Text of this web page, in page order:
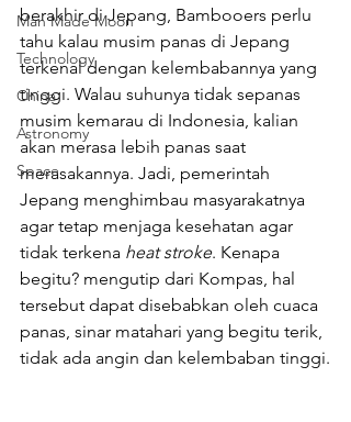
Man Made Moon
Technology
China
Astronomy
Space
berakhir di Jepang, Bambooers perlu
tahu kalau musim panas di Jepang
terkenal dengan kelembabannya yang
tinggi. Walau suhunya tidak sepanas
musim kemarau di Indonesia, kalian
akan merasa lebih panas saat
merasakannya. Jadi, pemerintah
Jepang menghimbau masyarakatnya
agar tetap menjaga kesehatan agar
tidak terkena heat stroke. Kenapa
begitu? mengutip dari Kompas, hal
tersebut dapat disebabkan oleh cuaca
panas, sinar matahari yang begitu terik,
tidak ada angin dan kelembaban tinggi.